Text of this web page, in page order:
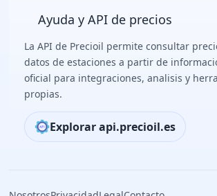
Ayuda y API de precios
La API de Precioil permite consultar
datos de estaciones a partir de
oficial para integraciones, analisis y
propias.
Explorar api.precioil.es